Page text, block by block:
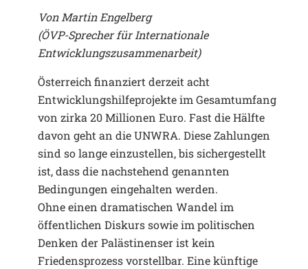
Von Martin Engelberg
(ÖVP-Sprecher für Internationale
Entwicklungszusammenarbeit)
Österreich finanziert derzeit acht
Entwicklungshilfeprojekte im Gesamtumfang
von zirka 20 Millionen Euro. Fast die Hälfte
davon geht an die UNWRA. Diese Zahlungen
sind so lange einzustellen, bis sichergestellt
ist, dass die nachstehend genannten
Bedingungen eingehalten werden.
Ohne einen dramatischen Wandel im
öffentlichen Diskurs sowie im politischen
Denken der Palästinenser ist kein
Friedensprozess vorstellbar. Eine künftige